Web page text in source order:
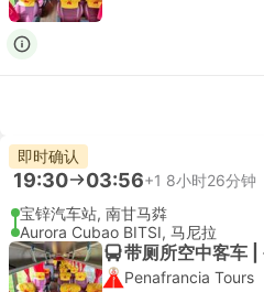
即时确认
19:30 03:56+1 8小时26分钟
宝锌汽车站, 南甘马粦
Aurora Cubao BITSI, 马尼拉
带厕所空中客车
Penafrancia Tours